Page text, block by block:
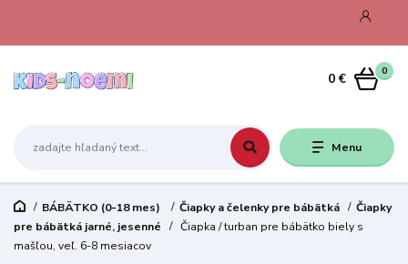
Menu
0
0 €
BÁBÄTKO (0-18 mes) Čiapky a čelenky pre bábätká
Čiapky
pre bábätká jarné, jesenné
Čiapka / turban pre bábätko biely s
mašľou, veľ. 6-8 mesiacov